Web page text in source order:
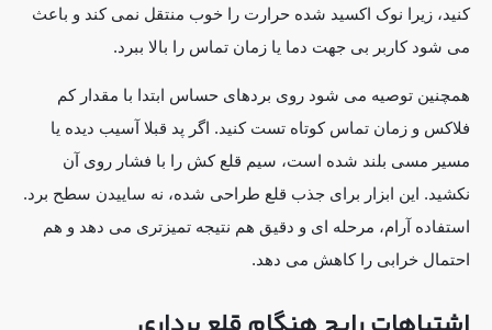
کنید، زیرا نوک اکسید شده حرارت را خوب منتقل نمی کند و باعث
می شود کاربر بی جهت دما یا زمان تماس را بالا ببرد.
همچنین توصیه می شود روی بردهای حساس ابتدا با مقدار کم
فلاکس و زمان تماس کوتاه تست کنید. اگر پد قبلا آسیب دیده یا
مسیر مسی بلند شده است، سیم قلع کش را با فشار روی آن
نکشید. این ابزار برای جذب قلع طراحی شده، نه ساییدن سطح برد.
استفاده آرام، مرحله ای و دقیق هم نتیجه تمیزتری می دهد و هم
احتمال خرابی را کاهش می دهد.